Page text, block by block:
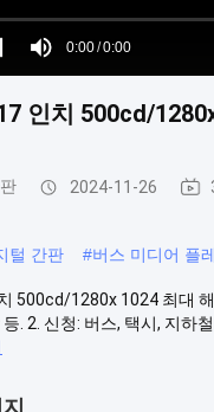
Mute
Time
0:00/0:00
인치 500cd/
2024-11-26
털 간판 #버스 미디어 플
500cd/1280x 1024 최대
. 2. 신청: 버스, 택시, 지